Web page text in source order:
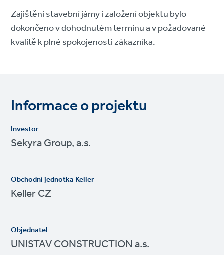
Zajištění stavební jámy i založení objektu bylo
dokončeno v dohodnutém termínu a v požadované
kvalitě k plné spokojenosti zákazníka.
Informace o projektu
Investor
Sekyra Group, a.s.
Obchodní jednotka Keller
Keller CZ
Objednatel
UNISTAV CONSTRUCTION a.s.